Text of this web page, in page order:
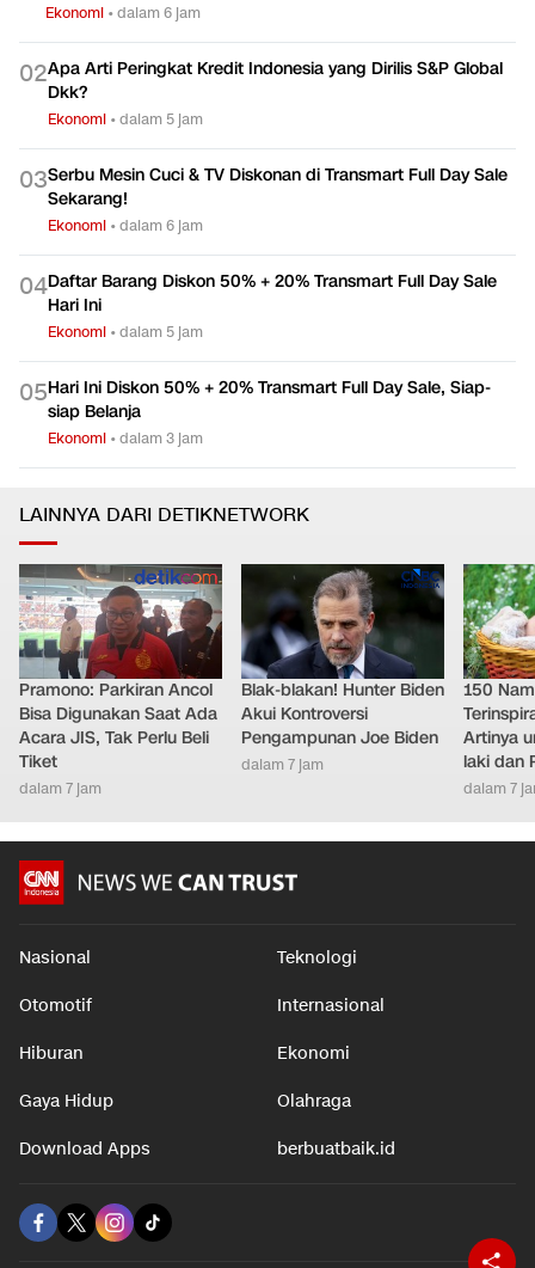
Ekonomi •dalam 6 jam
02Apa Arti Peringkat Kredit Indonesia yang Dirilis S&P Global
Dkk?
Ekonomi •dalam 5 jam
03Serbu Mesin Cuci & TV Diskonan di Transmart Full Day Sale
Sekarang!
Ekonomi •dalam 6 jam
04Daftar Barang Diskon 50% + 20% Transmart Full Day Sale
Hari Ini
Ekonomi •dalam 5 jam
05Hari Ini Diskon 50% + 20% Transmart Full Day Sale, Siap-
siap Belanja
Ekonomi •dalam 3 jam
LAINNYA DARI DETIKNETWORK
Pramono: Parkiran Ancol
Bisa Digunakan Saat Ada
Acara JIS, Tak Perlu Beli
Tiket
dalam 7 jam
Blak-blakan! Hunter Biden
Akui Kontroversi
Pengampunan Joe Biden
dalam 7 jam
150
Artinya
laki dan
dalam 7
Nasional Teknologi
Otomotif Internasional
Hiburan Ekonomi
Gaya Hidup Olahraga
Download Apps berbuatbaik.id